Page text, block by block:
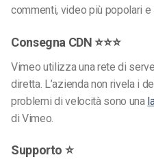
commenti, video più popolari e
Consegna CDN ⭐⭐⭐
Vimeo utilizza una rete di
diretta. L’azienda non rivela i
problemi di velocità sono una
di Vimeo.
Supporto ⭐